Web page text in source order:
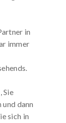
in
immer
Sie
dann
sich in